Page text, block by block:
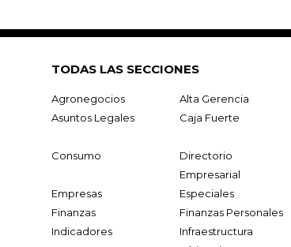
TODAS LAS SECCIONES
Agronegocios Alta Gerencia
Asuntos Legales
Caja Fuerte
Consumo
Directorio
Empresarial
Empresas Especiales
Finanzas
Finanzas Personales
Indicadores
Infraestructura